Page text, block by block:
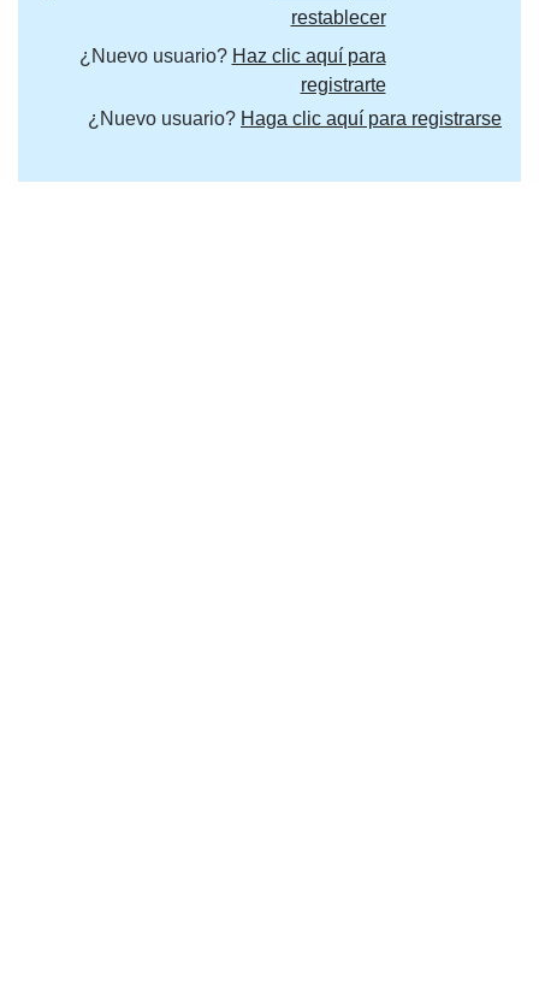
restablecer
¿Nuevo usuario? Haz clic aquí para
registrarte
¿Nuevo usuario? Haga clic aquí para registrarse